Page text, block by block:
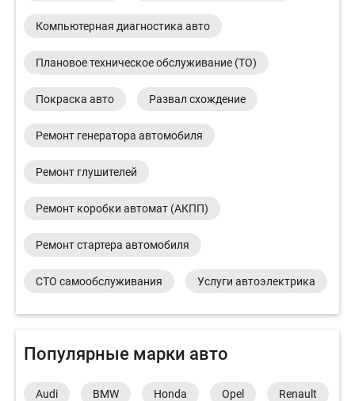
Компьютерная диагностика авто
Плановое техническое обслуживание (ТО)
Покраска авто Развал схождение
Ремонт генератора автомобиля
Ремонт глушителей
Ремонт коробки автомат (АКПП)
Ремонт стартера автомобиля
СТО самообслуживания Услуги автоэлектрика
Популярные марки авто
Audi BMW Honda Opel Renault